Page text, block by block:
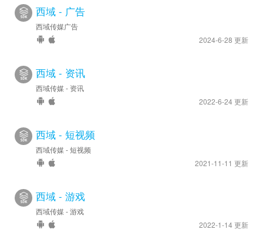
西域 - 广告
西域传媒广告
2024-6-28 更新
西域 - 资讯
西域传媒 - 资讯
2022-6-24 更新
西域 - 短视频
西域传媒 - 短视频
2021-11-11 更新
西域 - 游戏
西域传媒 - 游戏
2022-1-14 更新